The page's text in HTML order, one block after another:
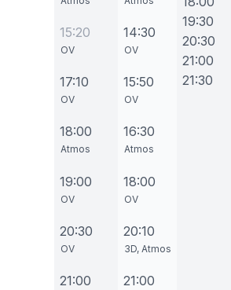
15:20
OV
17:10
OV
18:00
Atmos
19:00
OV
20:30
OV
21:00
14:30
OV
15:50
OV
16:30
Atmos
18:00
OV
20:10
3D, Atmos
21:00
19:30
20:30
21:00
21:30